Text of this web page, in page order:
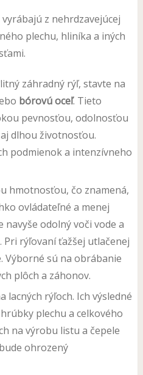
z nehrdzavejúcej
plechu, hliníka a iných
záhradný rýľ, stavte na
bórovú oceľ. Tieto
pevnosťou, odolnosťou
dlhou životnosťou.
podmienok a intenzívneho
hmotnosťou, čo znamená,
ovládateľné a menej
navyše odolný voči vode a
Pri rýľovaní ťažšej utlačenej
Výborné sú na obrábanie
plôch a záhonov.
lacných rýľoch. Ich výsledné
plechu a celkového
na výrobu listu a čepele
ohrozený